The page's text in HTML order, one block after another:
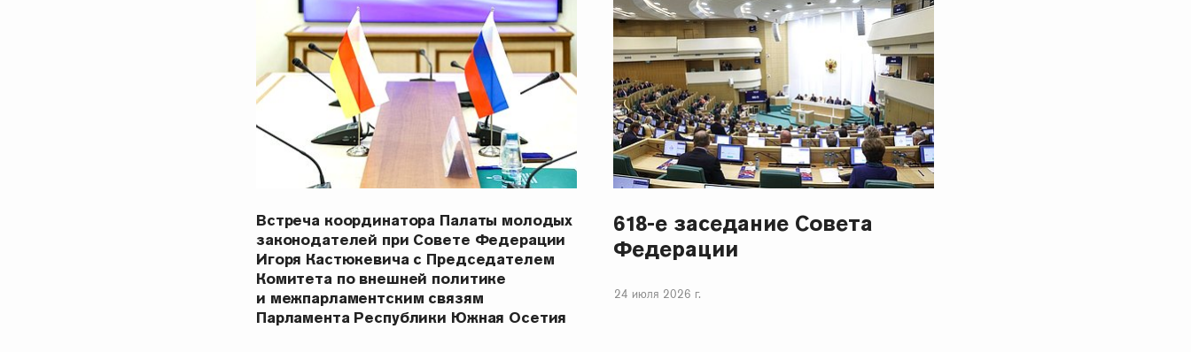
Встреча координатора Палаты молодых
законодателей при Совете Федерации
Игоря Кастюкевича с Председателем
Комитета по внешней политике
и межпарламентским связям
Парламента Республики Южная Осетия
618-е заседание Совета
Федерации
24 июля 2026 г.